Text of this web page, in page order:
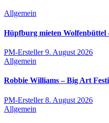
Allgemein
Hüpfburg mieten Wolfenbüttel
PM-Ersteller9. August 2026
Allgemein
Robbie Williams – Big Art
PM-Ersteller8. August 2026
Allgemein